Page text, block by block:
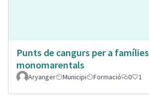
Punts de cangurs per a famílies
monomarentals
Aryanger Municipi Formació 0 1